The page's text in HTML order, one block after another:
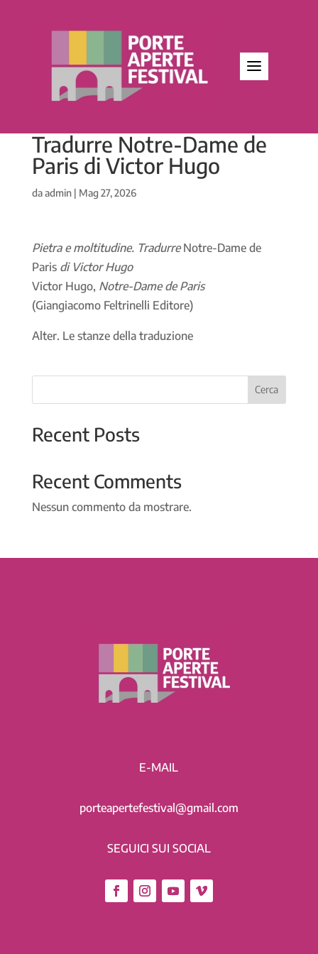
Tradurre Notre-Dame de
Paris di Victor Hugo
daadmin| Mag 27, 2026
Pietra e moltitudine. TradurreNotre-Dame de
Paris di Victor Hugo
Victor Hugo, Notre-Dame de Paris
(Giangiacomo Feltrinelli Editore)
Alter. Le stanze della traduzione
Cerca
Recent Posts
Recent Comments
Nessun commento da mostrare.
E-MAIL
porteapertefestival@gmail.com
SEGUICI SUI SOCIAL